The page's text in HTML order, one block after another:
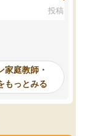
で、当初は模試でD判定
習室が毎日使えていつ
るのが心強かったよう
です。
投稿日：
家庭教師・
もっとみる